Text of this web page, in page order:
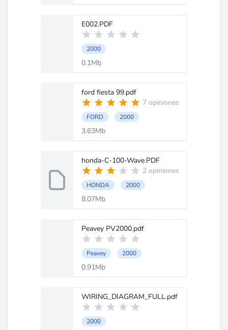
E002.PDF
2000
0.1Mb
ford fiesta 99.pdf
7 opiniones
FORD 2000
3.63Mb
honda-C-100-Wave.PDF
2 opiniones
HONDA 2000
8.07Mb
Peavey PV2000.pdf
Peavey 2000
0.91Mb
WIRING_DIAGRAM_FULL.pdf
2000